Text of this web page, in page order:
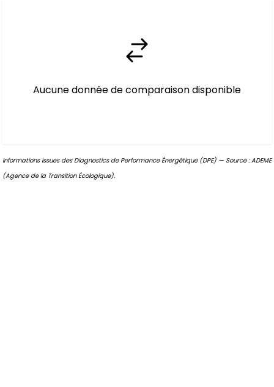
Aucune donnée de comparaison disponible
Informations issues des Diagnostics de Performance Énergétique (DPE) — Source : ADEME
(Agence de la Transition Écologique).